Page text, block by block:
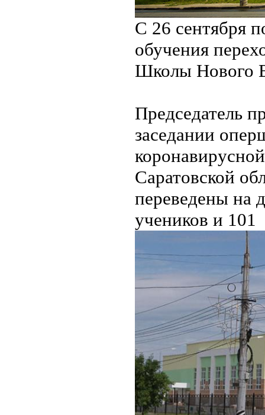
С 26 сентября
обучения
Школы Нового
Председатель
заседании
Саратовской
переведены на
учеников и 101